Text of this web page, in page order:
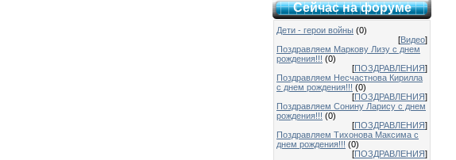
Сейчас на форуме
Дети - герои войны (0)
[Видео]
Поздравляем Маркову Лизу с днем
рождения!!! (0)
[ПОЗДРАВЛЕНИЯ]
Поздравляем Несчастнова Кирилла
с днем рождения!!! (0)
[ПОЗДРАВЛЕНИЯ]
Поздравляем Сонину Ларису с днем
рождения!!! (0)
[ПОЗДРАВЛЕНИЯ]
Поздравляем Тихонова Максима с
днем рождения!!! (0)
[ПОЗДРАВЛЕНИЯ]